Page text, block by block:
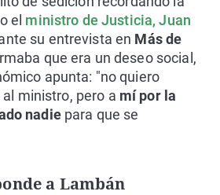
el ministro de Justicia, Juan
su entrevista en Más de
que era un deseo social,
apunta: "no quiero
al ministro, pero a mí por la
nadiepara que se
a Lambán